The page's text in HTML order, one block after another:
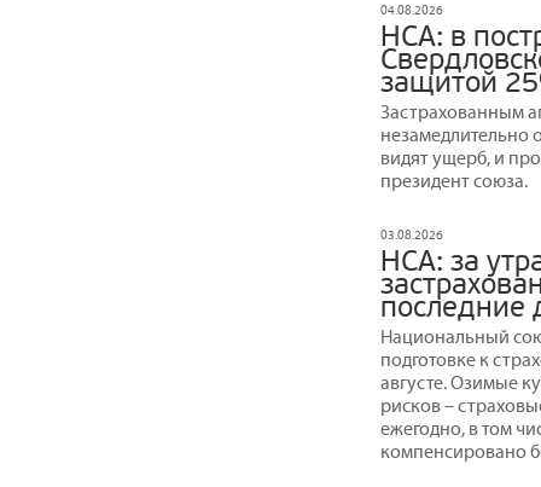
04.08.2026
НСА: в
защитой
Застрахованным
незамедлительно
видят ущерб, и
президент союза.
03.08.2026
НСА: за
последние
Национальный
подготовке к
августе. Озимые
рисков –
ежегодно, в том
компенсировано